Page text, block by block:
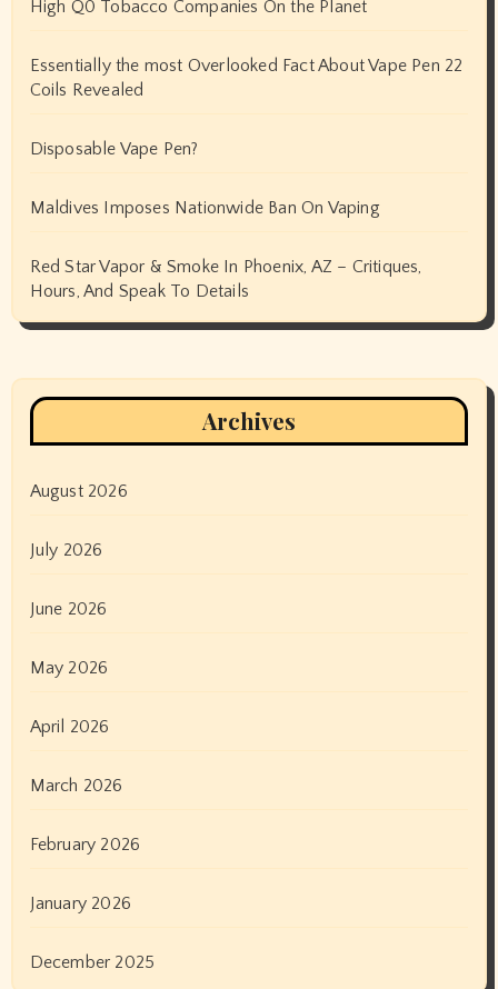
High Q0 Tobacco Companies On the Planet
Essentially the most Overlooked Fact About Vape Pen 22
Coils Revealed
Disposable Vape Pen?
Maldives Imposes Nationwide Ban On Vaping
Red Star Vapor & Smoke In Phoenix, AZ – Critiques,
Hours, And Speak To Details
Archives
August 2026
July 2026
June 2026
May 2026
April 2026
March 2026
February 2026
January 2026
December 2025